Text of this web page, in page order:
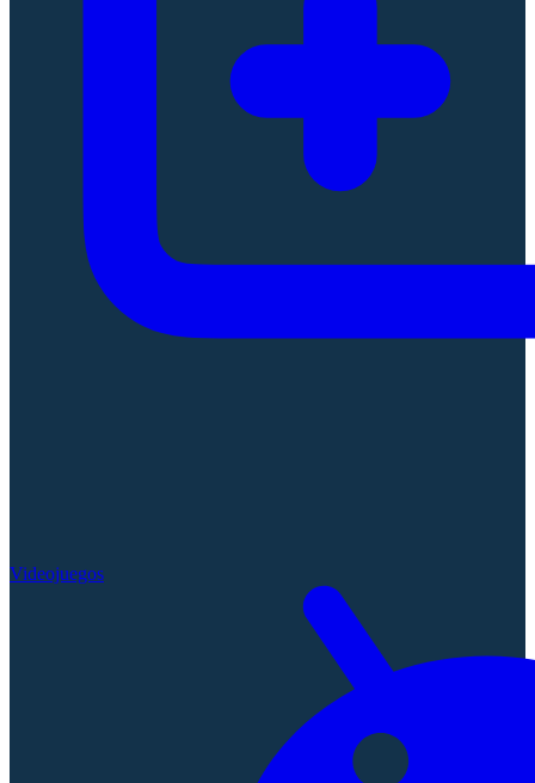
Videojuegos